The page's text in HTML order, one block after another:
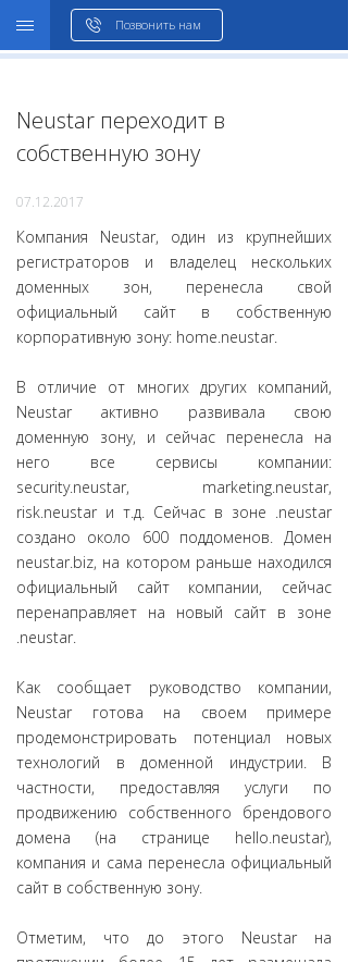
Позвонить нам
Neustar переходит в
собственную зону
07.12.2017
Компания Neustar, один из крупнейших
регистраторов и владелец нескольких
доменных зон, перенесла свой
официальный сайт в собственную
корпоративную зону: home.neustar.
В отличие от многих других компаний,
Neustar активно развивала свою
доменную зону, и сейчас перенесла на
него все сервисы компании:
security.neustar, marketing.neustar,
risk.neustar и т.д. Сейчас в зоне .neustar
создано около 600 поддоменов. Домен
neustar.biz, на котором раньше находился
официальный сайт компании, сейчас
перенаправляет на новый сайт в зоне
.neustar.
Как сообщает руководство компании,
Neustar готова на своем примере
продемонстрировать потенциал новых
технологий в доменной индустрии. В
частности, предоставляя услуги по
продвижению собственного брендового
домена (на странице hello.neustar),
компания и сама перенесла официальный
сайт в собственную зону.
Отметим, что до этого Neustar на
протяжении более 15 лет размещала